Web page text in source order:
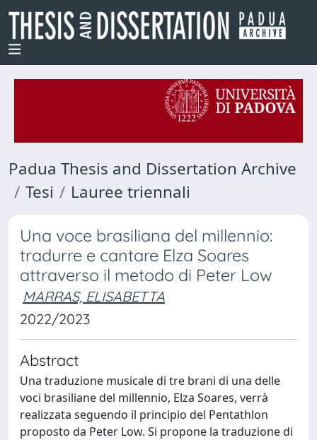
Padua Thesis and Dissertation Archive
Tesi
Lauree triennali
Una voce brasiliana del millennio:
tradurre e cantare Elza Soares
attraverso il metodo di Peter Low
MARRAS, ELISABETTA
2022/2023
Abstract
Una traduzione musicale di tre brani di una delle
voci brasiliane del millennio, Elza Soares, verrà
realizzata seguendo il principio del Pentathlon
proposto da Peter Low. Si propone la traduzione di